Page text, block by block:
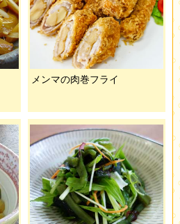
メンマの肉巻フライ